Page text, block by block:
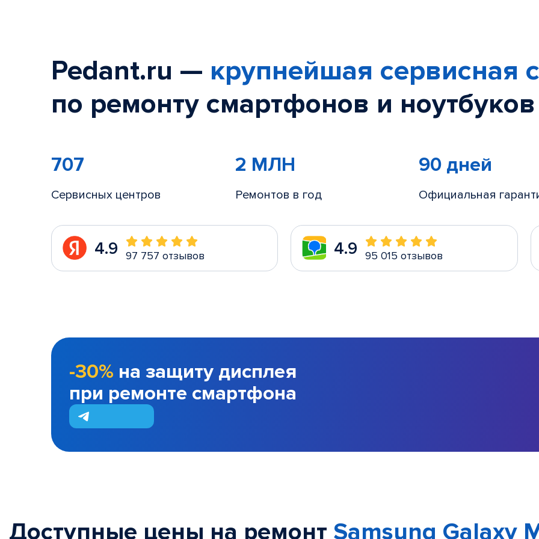
Pedant.ru — крупнейшая сервисная
по ремонту смартфонов и
707
Сервисных центров
2 МЛН
Ремонтов в год
90 дней
Официальная
4.9 97 757 отзывов 4.9 95 015 отзывов
-30% на защиту дисплея
при ремонте смартфона
Доступные цены на ремонт Samsung Galaxy